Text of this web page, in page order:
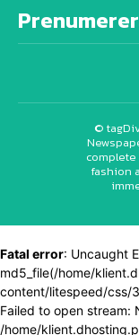
©
complete
fashion
Fatal error: Uncaught
md5_file(/home/
content/litespeed/css/
Failed to open stream:
/home/